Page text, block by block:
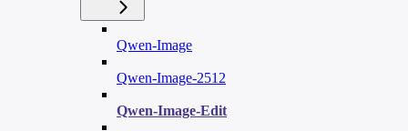
Qwen-Image
Qwen-Image-2512
Qwen-Image-Edit